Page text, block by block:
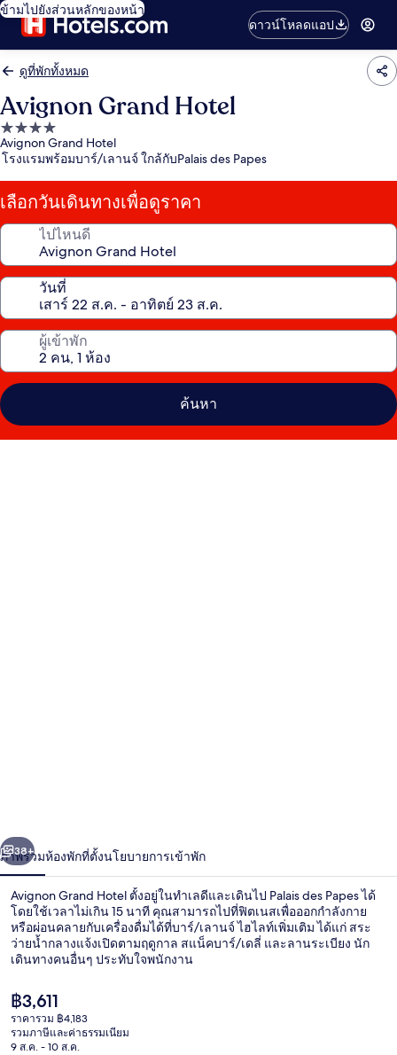
ข้ามไปยังส่วนหลักของหน้า
ดาวน์โหลดแอป
ดูที่พักทั้งหมด
Avignon Grand Hotel
ที่พัก
4.0
Avignon Grand Hotel
โรงแรมพร้อมบาร์/เลานจ์ ใกล้กับPalais des Papes
เลือกวันเดินทางเพื่อดูราคา
ไปไหนดี
วันที่
ผู้เข้าพัก
ค้นหา
า
ถัดไป
38+
ภาพรวมห้องพักที่ตั้งนโยบายการเข้าพัก
Avignon Grand Hotel ตั้งอยู่ในทำเลดีและเดินไป Palais des Papes ได้
โดยใช้เวลาไม่เกิน 15 นาที คุณสามารถไปที่ฟิตเนสเพื่อออกกำลังกาย
หรือผ่อนคลายกับเครื่องดื่มได้ที่บาร์/เลานจ์ ไฮไลท์เพิ่มเติม ได้แก่ สระ
ว่ายน้ำกลางแจ้งเปิดตามฤดูกาล สแน็คบาร์/เดลี่ และลานระเบียง นัก
เดินทางคนอื่นๆ ประทับใจพนักงาน
ราคา
ปัจจุบัน
฿3,611
฿3,611
ราคารวม ฿4,183
รวมภาษีและค่าธรรมเนียม
9 ส.ค. - 10 ส.ค.